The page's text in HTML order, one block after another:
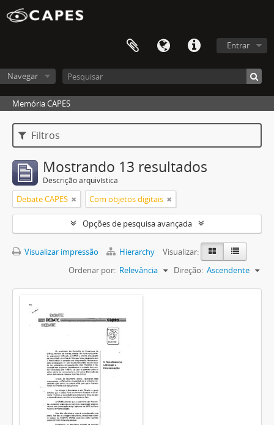
Entrar
Navegar
Memória CAPES
Filtros
Mostrando 13 resultados
Descrição arquivística
Debate CAPES Com objetos digitais
Opções de pesquisa avançada
Visualizar impressão Hierarchy
Visualizar:
Ordenar por: Relevância Direção: Ascendente